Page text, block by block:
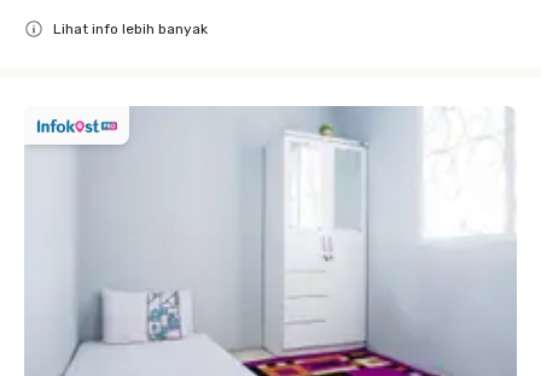
Lihat info lebih banyak